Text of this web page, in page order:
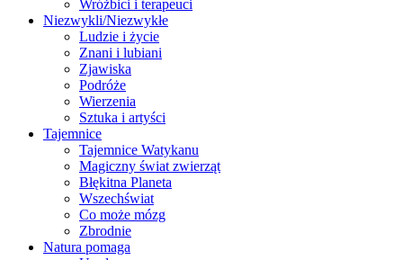
Wróżbici i terapeuci
Niezwykli/Niezwykłe
Ludzie i życie
Znani i lubiani
Zjawiska
Podróże
Wierzenia
Sztuka i artyści
Tajemnice
Tajemnice Watykanu
Magiczny świat zwierząt
Błękitna Planeta
Wszechświat
Co może mózg
Zbrodnie
Natura pomaga